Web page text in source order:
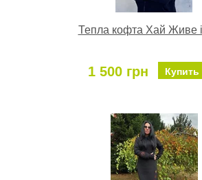
Тепла кофта Хай Живе
1 500 грн Купить